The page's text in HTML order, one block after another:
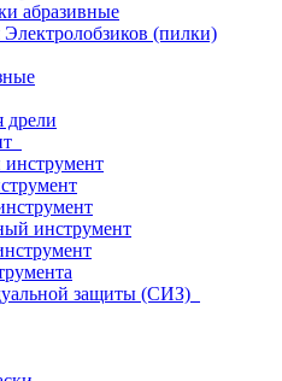
абразивные
(пилки)
дрели
инструмент
защиты (СИЗ)